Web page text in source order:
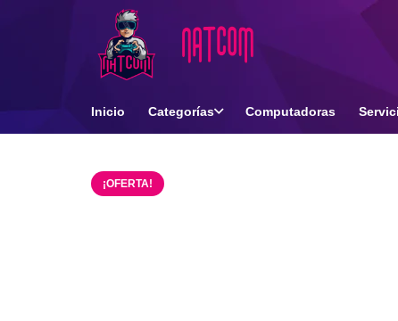
Inicio Categorías Computadoras
¡OFERTA!